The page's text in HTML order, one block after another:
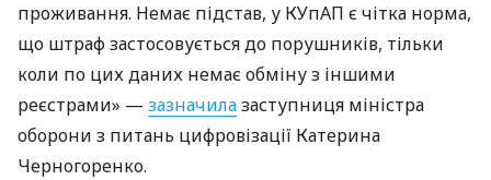
проживання. Немає підстав, у КУпАП є чітка норма,
що штраф застосовується до порушників, тільки
коли по цих даних немає обміну з іншими
реєстрами» — зазначилазаступниця міністра
оборони з питань цифровізації Катерина
Черногоренко.